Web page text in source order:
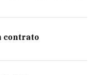
contrato